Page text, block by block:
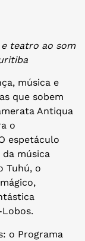
teatro ao som
música e
que sobem
Antiqua
o
espetáculo
da música
Tuhú, o
o Programa